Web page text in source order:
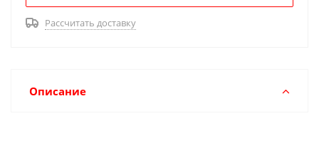
Рассчитать доставку
Описание